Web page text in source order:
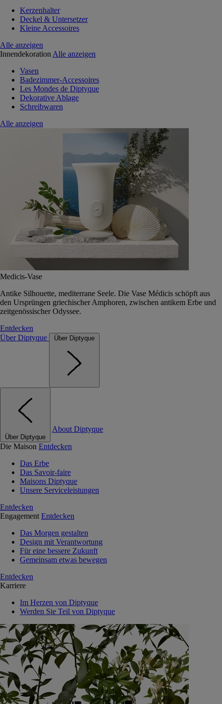
Kerzenhalter
Deckel & Untersetzer
Kleine Accessoires
Alle anzeigen
Innendekoration Alle anzeigen
Vasen
Badezimmer-Accessoires
Les Mondes de Diptyque
Dekorative Ablage
Schreibwaren
Alle anzeigen
Medicis-Vase
Antike Silhouette, mediterrane Seele. Die Vase Médicis schöpft aus
den Ursprüngen griechischer Amphoren, zwischen antikem Erbe und
zeitgenössischer Odyssee.
Entdecken
Über Diptyque
Über Diptyque
Über Diptyque
About Diptyque
Die Maison Entdecken
Das Erbe
Das Savoir-faire
Maisons Diptyque
Unsere Serviceleistungen
Entdecken
Engagement Entdecken
Das Morgen gestalten
Design mit Verantwortung
Für eine bessere Zukunft
Gemeinsam etwas bewegen
Entdecken
Karriere
Im Herzen von Diptyque
Werden Sie Teil von Diptyque